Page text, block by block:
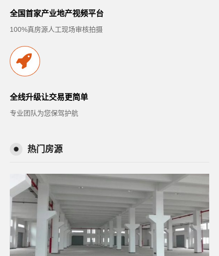
全国首家产业地产视频平台
100%真房源人工现场审核拍摄
全线升级让交易更简单
专业团队为您保驾护航
热门房源